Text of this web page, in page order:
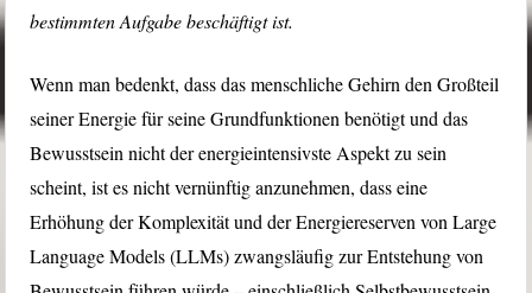
bestimmten Aufgabe beschäftigt ist.
Wenn man bedenkt, dass das menschliche Gehirn den Großteil
seiner Energie für seine Grundfunktionen benötigt und das
Bewusstsein nicht der energieintensivste Aspekt zu sein
scheint, ist es nicht vernünftig anzunehmen, dass eine
Erhöhung der Komplexität und der Energiereserven von Large
Language Models (LLMs) zwangsläufig zur Entstehung von